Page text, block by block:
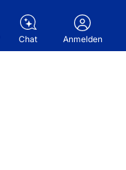
Chat Anmelden